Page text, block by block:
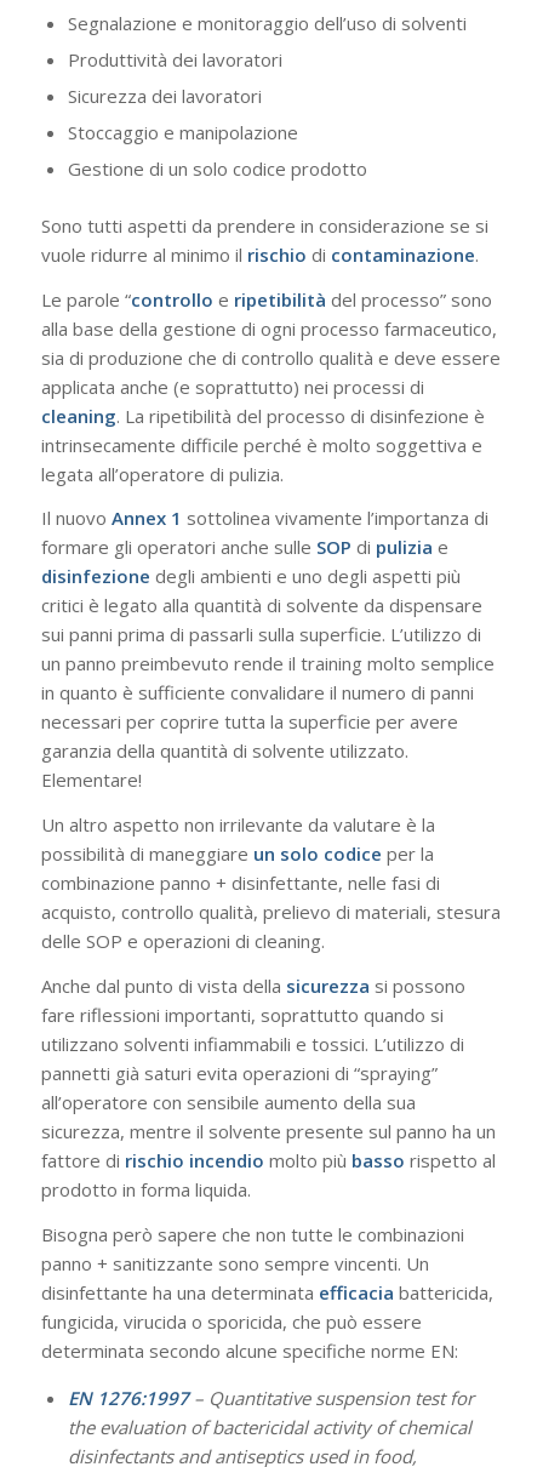
Segnalazione e monitoraggio dell’uso di solventi
Produttività dei lavoratori
Sicurezza dei lavoratori
Stoccaggio e manipolazione
Gestione di un solo codice prodotto
Sono tutti aspetti da prendere in considerazione se si
vuole ridurre al minimo il rischio di contaminazione.
Le parole “controllo e ripetibilità del processo” sono
alla base della gestione di ogni processo farmaceutico,
sia di produzione che di controllo qualità e deve essere
applicata anche (e soprattutto) nei processi di
cleaning. La ripetibilità del processo di disinfezione è
intrinsecamente difficile perché è molto soggettiva e
legata all’operatore di pulizia.
Il nuovo Annex 1 sottolinea vivamente l’importanza di
formare gli operatori anche sulle SOP di pulizia e
disinfezione degli ambienti e uno degli aspetti più
critici è legato alla quantità di solvente da dispensare
sui panni prima di passarli sulla superficie. L’utilizzo di
un panno preimbevuto rende il training molto semplice
in quanto è sufficiente convalidare il numero di panni
necessari per coprire tutta la superficie per avere
garanzia della quantità di solvente utilizzato.
Elementare!
Un altro aspetto non irrilevante da valutare è la
possibilità di maneggiare un solo codice per la
combinazione panno + disinfettante, nelle fasi di
acquisto, controllo qualità, prelievo di materiali, stesura
delle SOP e operazioni di cleaning.
Anche dal punto di vista della sicurezza si possono
fare riflessioni importanti, soprattutto quando si
utilizzano solventi infiammabili e tossici. L’utilizzo di
pannetti già saturi evita operazioni di “spraying”
all’operatore con sensibile aumento della sua
sicurezza, mentre il solvente presente sul panno ha un
fattore di rischio incendio molto più basso rispetto al
prodotto in forma liquida.
Bisogna però sapere che non tutte le combinazioni
panno + sanitizzante sono sempre vincenti. Un
disinfettante ha una determinata efficacia battericida,
fungicida, virucida o sporicida, che può essere
determinata secondo alcune specifiche norme EN:
EN 1276:1997– Quantitative suspension test for
the evaluation of bactericidal activity of chemical
disinfectants and antiseptics used in food,